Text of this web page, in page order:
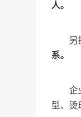
人。
另据
系。
企业
型、烫